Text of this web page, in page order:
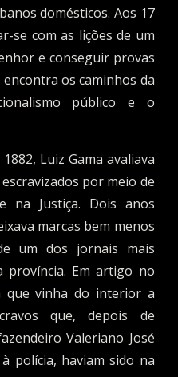
domésticos. Aos 17
se com as lições de um
e conseguir provas
os caminhos da
público e o
Luiz Gama avaliava
por meio de
na Justiça. Dois anos
marcas bem menos
um dos jornais mais
província. Em artigo no
que vinha do interior a
que, depois de
Valeriano José
polícia, haviam sido na